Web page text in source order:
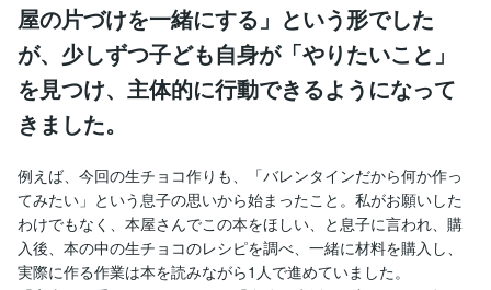
屋の片づけを一緒にする」という形でした
が、少しずつ子ども自身が「やりたいこと」
を見つけ、主体的に行動できるようになって
きました。
例えば、今回の生チョコ作りも、「バレンタインだから何か作っ
てみたい」という息子の思いから始まったこと。私がお願いした
わけでもなく、本屋さんでこの本をほしい、と息子に言われ、購
入後、本の中の生チョコのレシピを調べ、一緒に材料を購入し、
実際に作る作業は本を読みながら1人で進めていました。